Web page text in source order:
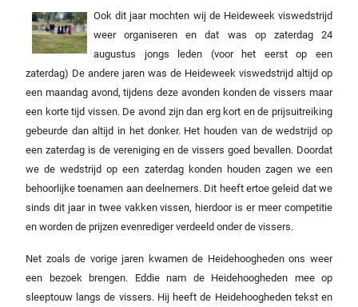
Ook dit jaar mochten wij de Heideweek viswedstrijd
weer organiseren en dat was op zaterdag 24
augustus jongs leden (voor het eerst op een
zaterdag) De andere jaren was de Heideweek viswedstrijd altijd op
een maandag avond, tijdens deze avonden konden de vissers maar
een korte tijd vissen. De avond zijn dan erg kort en de prijsuitreiking
gebeurde dan altijd in het donker. Het houden van de wedstrijd op
een zaterdag is de vereniging en de vissers goed bevallen. Doordat
we de wedstrijd op een zaterdag konden houden zagen we een
behoorlijke toenamen aan deelnemers. Dit heeft ertoe geleid dat we
sinds dit jaar in twee vakken vissen, hierdoor is er meer competitie
en worden de prijzen evenrediger verdeeld onder de vissers.
Net zoals de vorige jaren kwamen de Heidehoogheden ons weer
een bezoek brengen. Eddie nam de Heidehoogheden mee op
sleeptouw langs de vissers. Hij heeft de Heidehoogheden tekst en